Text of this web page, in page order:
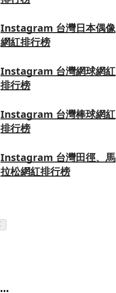
Instagram 台灣日本偶像
網紅排行榜
Instagram 台灣網球網紅
排行榜
Instagram 台灣棒球網紅
排行榜
Instagram 台灣田徑、馬
拉松網紅排行榜